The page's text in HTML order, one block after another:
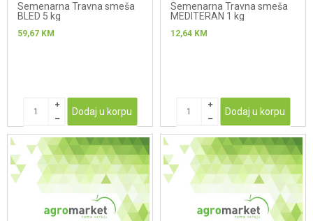
Semenarna Travna smeša
BLED 5 kg
59,67 KM
Dodaj u korpu
Semenarna Travna smeša
MEDITERAN 1 kg
12,64 KM
Dodaj u korpu